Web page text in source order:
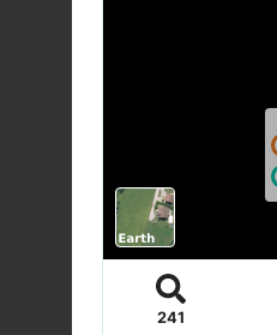
241